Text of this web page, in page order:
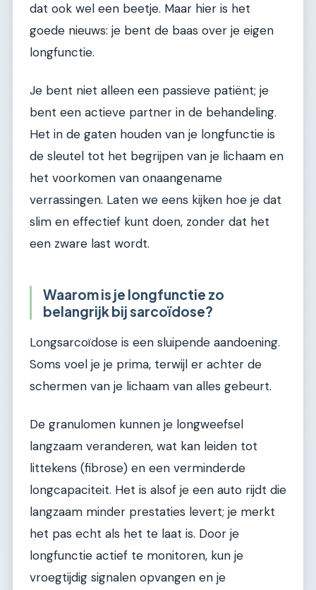
dat ook wel een beetje. Maar hier is het
goede nieuws: je bent de baas over je eigen
longfunctie.
Je bent niet alleen een passieve patiënt; je
bent een actieve partner in de behandeling.
Het in de gaten houden van je longfunctie is
de sleutel tot het begrijpen van je lichaam en
het voorkomen van onaangename
verrassingen. Laten we eens kijken hoe je dat
slim en effectief kunt doen, zonder dat het
een zware last wordt.
Waarom is je longfunctie zo
belangrijk bij sarcoïdose?
Longsarcoïdose is een sluipende aandoening.
Soms voel je je prima, terwijl er achter de
schermen van je lichaam van alles gebeurt.
De granulomen kunnen je longweefsel
langzaam veranderen, wat kan leiden tot
littekens (fibrose) en een verminderde
longcapaciteit. Het is alsof je een auto rijdt die
langzaam minder prestaties levert; je merkt
het pas echt als het te laat is. Door je
longfunctie actief te monitoren, kun je
vroegtijdig signalen opvangen en je